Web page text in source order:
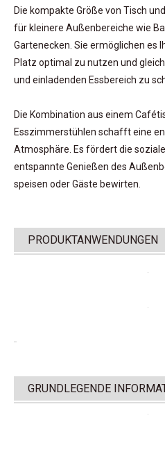
Die kompakte Größe von Tisch
für kleinere Außenbereiche wie
Gartenecken. Sie ermöglichen es
Platz optimal zu nutzen und
und einladenden Essbereich zu
Die Kombination aus einem
Esszimmerstühlen schafft eine
Atmosphäre. Es fördert die
entspannte Genießen des
speisen oder Gäste bewirten.
PRODUKTANWENDUNGEN
GRUNDLEGENDE